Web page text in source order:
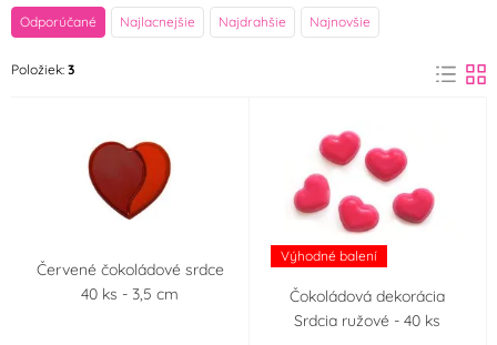
FunCakes (0) K-Decor (0)
(0) Červená (2)
Oranžová
Růžová (1) Zelená (0)
Odporúčané Najlacnejšie Najdrahšie Najnovšie
Položiek: 3
Červené čokoládové srdce
40 ks - 3,5 cm
Výhodné balení
Čokoládová dekorácia
Srdcia ružové - 40 ks